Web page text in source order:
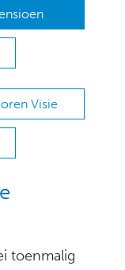
Visie
toenmalig